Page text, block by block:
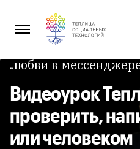
содержанию
Весьма полезно,
любви в
Видеоурок
проверить,
или человеком